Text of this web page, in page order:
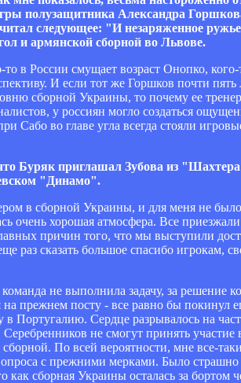
полузащитника Александра
следующее: "И незаряженное
и армянской сборной во Львове.
в России смущает возраст Онопко,
И если тот же Горшков почти
сборной Украины, то почему ее
у россиян могло создаться
Сабо во главе угла всегда стояли
Буряк приглашал Зубова из
"Динамо".
в сборной Украины, и для меня не
очень хорошая атмосфера. Все
причин того, что мы выступили
раз сказать большое спасибо игрокам,
не выполнила задачу, за решение
на прежнем посту - все равно бы покинул
в Португалию. Сердце разрывалось на
не смогут принять
По всей вероятности, мне все-
с прежними мерками. Было страшно
как сборная Украины осталась за бортом